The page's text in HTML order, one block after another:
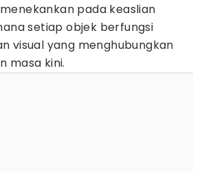
pada keaslian
setiap objek berfungsi
visual yang menghubungkan
masa kini.